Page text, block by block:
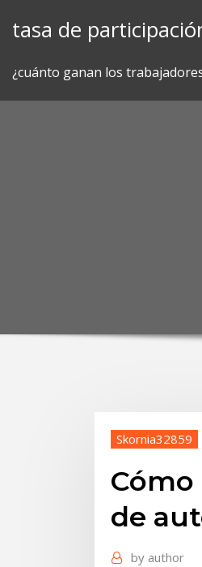
tasa de
¿cuánto ganan los
Skornia32859
de
by author